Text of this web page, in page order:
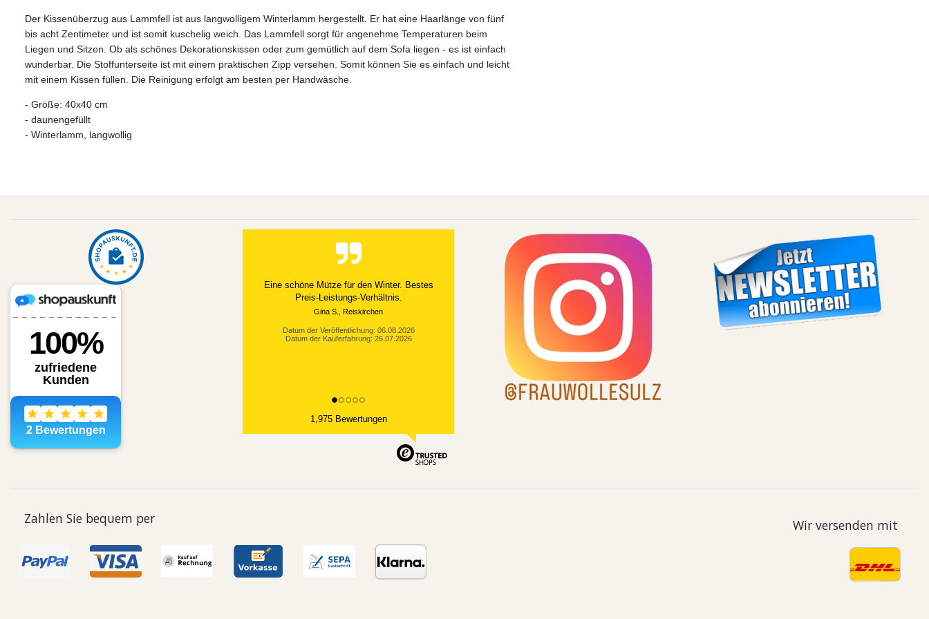
Der Kissenüberzug aus Lammfell ist aus langwolligem Winterlamm hergestellt. Er hat eine Haarlänge von fünf
bis acht Zentimeter und ist somit kuschelig weich. Das Lammfell sorgt für angenehme Temperaturen beim
Liegen und Sitzen. Ob als schönes Dekorationskissen oder zum gemütlich auf dem Sofa liegen - es ist einfach
wunderbar. Die Stoffunterseite ist mit einem praktischen Zipp versehen. Somit können Sie es einfach und leicht
mit einem Kissen füllen. Die Reinigung erfolgt am besten per Handwäsche.
- Größe: 40x40 cm
- daunengefüllt
- Winterlamm, langwollig
Eine schöne Mütze für den Winter. Bestes
Preis-Leistungs-Verhältnis.
Gina S., Reiskirchen
Datum der Veröffentlichung: 06.08.2026
Datum der Kauferfahrung: 26.07.2026
1,975 Bewertungen
Zahlen Sie bequem per Wir versenden mit